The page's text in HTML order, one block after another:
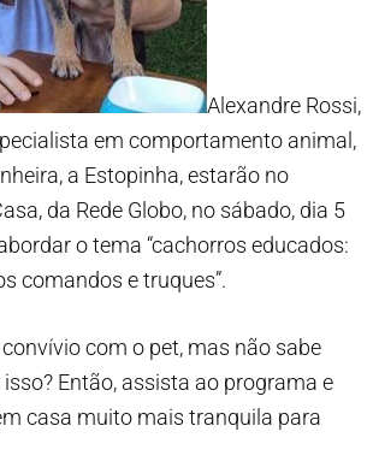
Alexandre Rossi,
em comportamento animal,
a Estopinha, estarão no
da Rede Globo, no sábado, dia 5
o tema “cachorros educados:
comandos e truques”.
com o pet, mas não sabe
Então, assista ao programa e
casa muito mais tranquila para